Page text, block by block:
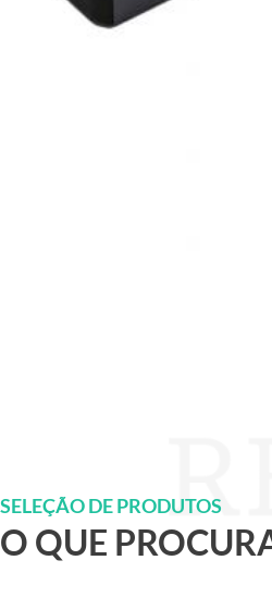
SELEÇÃO DE PRODUTOS
O QUE